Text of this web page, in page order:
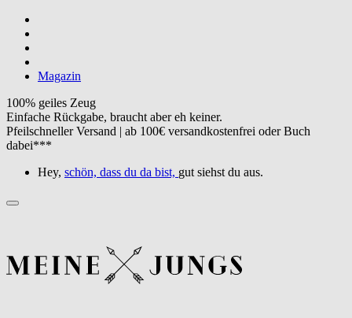
Magazin
100% geiles Zeug
Einfache Rückgabe, braucht aber eh keiner.
Pfeilschneller Versand | ab 100€ versandkostenfrei oder Buch
dabei***
Hey, schön, dass du da bist, gut siehst du aus.